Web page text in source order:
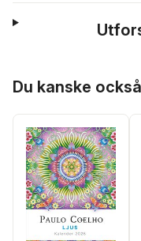
Du kanske